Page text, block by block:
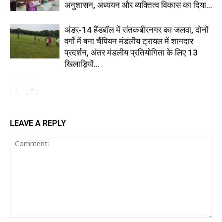
अनुशासन, अध्ययन और व्यक्तित्व विकास का दिया...
अंडर-14 हैंडबॉल में संतकबीरनगर का जलवा, दोनों
वर्गों में बना चैंपियन मंडलीय ट्रायल में शानदार
प्रदर्शन, अंतर मंडलीय प्रतियोगिता के लिए 13
खिलाड़ियों...
LEAVE A REPLY